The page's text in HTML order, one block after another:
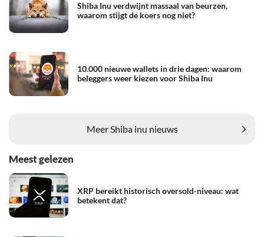
Shiba Inu verdwijnt massaal van beurzen,
waarom stijgt de koers nog niet?
10.000 nieuwe wallets in drie dagen: waarom
beleggers weer kiezen voor Shiba Inu
Meer Shiba inu nieuws
Meest gelezen
XRP bereikt historisch oversold-niveau: wat
betekent dat?